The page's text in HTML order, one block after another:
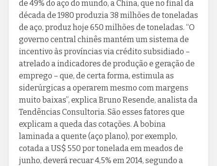
de 49% do aço do mundo, a China, que no final da
década de 1980 produzia 38 milhões de toneladas
de aço, produz hoje 650 milhões de toneladas. “O
governo central chinês mantém um sistema de
incentivo às províncias via crédito subsidiado –
atrelado a indicadores de produção e geração de
emprego – que, de certa forma, estimula as
siderúrgicas a operarem mesmo com margens
muito baixas”, explica Bruno Resende, analista da
Tendências Consultoria. São esses fatores que
explicam a queda das cotações. A bobina
laminada a quente (aço plano), por exemplo,
cotada a US$ 550 por tonelada em meados de
junho, deverá recuar 4,5% em 2014, segundo a